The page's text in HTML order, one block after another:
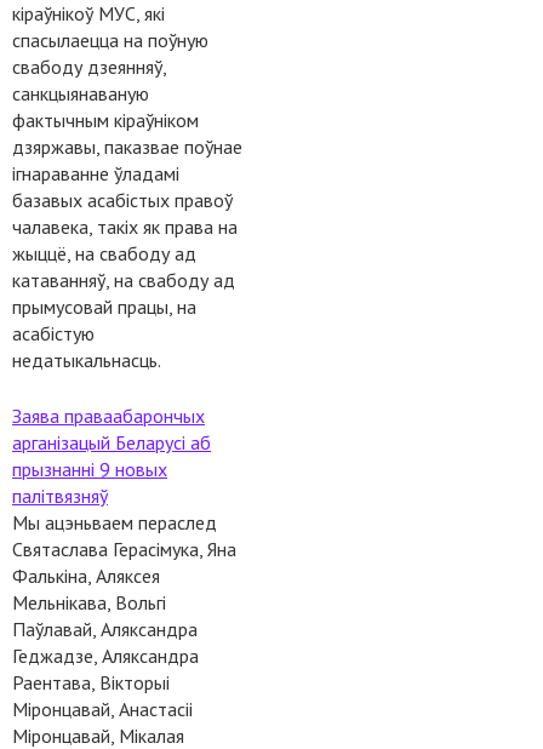
кіраўнікоў МУС, які
спасылаецца на поўную
свабоду дзеянняў,
санкцыянаваную
фактычным кіраўніком
дзяржавы, паказвае поўнае
ігнараванне ўладамі
базавых асабістых правоў
чалавека, такіх як права на
жыццё, на свабоду ад
катаванняў, на свабоду ад
прымусовай працы, на
асабістую
недатыкальнасць.
Заява праваабарончых
арганізацый Беларусі аб
прызнанні 9 новых
палітвязняў
Мы ацэньваем пераслед
Святаслава Герасімука, Яна
Фалькіна, Аляксея
Мельнікава, Вольгі
Паўлавай, Аляксандра
Геджадзе, Аляксандра
Раентава, Вікторыі
Міронцавай, Анастасіі
Міронцавай, Мікалая